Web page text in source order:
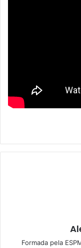
Formada pela